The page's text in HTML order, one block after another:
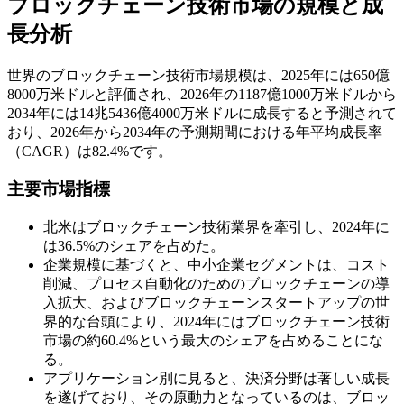
ブロックチェーン技術市場の規模と成
長分析
世界のブロックチェーン技術市場規模は、2025年には650億
8000万米ドルと評価され、2026年の1187億1000万米ドルから
2034年には14兆5436億4000万米ドルに成長すると予測されて
おり、2026年から2034年の予測期間における年平均成長率
（CAGR）は82.4%です。
主要市場指標
北米はブロックチェーン技術業界を牽引し、2024年に
は36.5%のシェアを占めた。
企業規模に基づくと、中小企業セグメントは、コスト
削減、プロセス自動化のためのブロックチェーンの導
入拡大、およびブロックチェーンスタートアップの世
界的な台頭により、2024年にはブロックチェーン技術
市場の約60.4%という最大のシェアを占めることにな
る。
アプリケーション別に見ると、決済分野は著しい成長
を遂げており、その原動力となっているのは、ブロッ